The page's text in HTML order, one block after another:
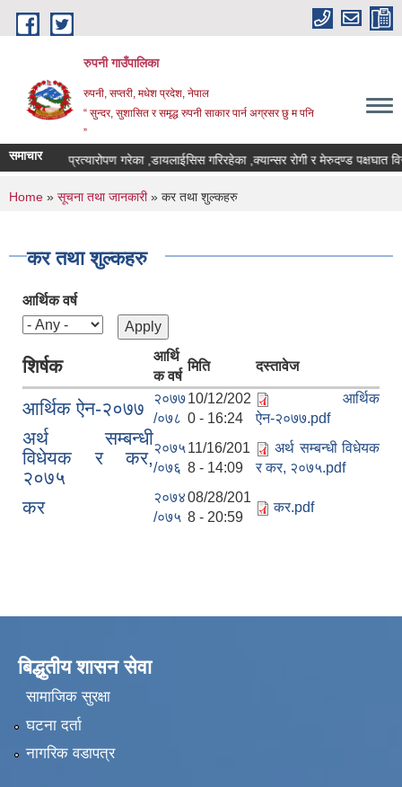
Skip to main content
रुपनी गाउँपालिका
रुपनी, सप्तरी, मधेश प्रदेश, नेपाल
“ सुन्दर, सुशासित र समृद्ध रुपनी साकार पार्न अग्रसर छु म पनि
”
समाचारमृगौला प्रत्यारोपण गरेका ,डायलाईसिस गरिरहेका ,क्यान्सर रोगी र मेरुदण्ड पक्षघात
You are here
Home » सूचना तथा जानकारी» कर तथा शुल्कहरु
कर तथा शुल्कहरु
आर्थिक वर्ष
शिर्षक
आर्थि
क वर्ष
मिति दस्तावेज
आर्थिक ऐन-२०७७
२०७७
/०७८
10/12/202
0 - 16:24
आर्थिक
ऐन-२०७७.pdf
अर्थ सम्बन्धी
विधेयक र कर,
२०७५
२०७५
/०७६
11/16/201
8 - 14:09
अर्थ सम्बन्धी विधेयक
र कर, २०७५.pdf
कर
२०७४
/०७५
08/28/201
8 - 20:59
कर.pdf
बिद्धुतीय शासन सेवा
सामाजिक सुरक्षा
घटना दर्ता
नागरिक वडापत्र